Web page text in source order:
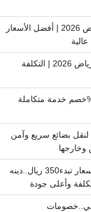
ارخص شركة تنظيف في الرياض 2026 | أفضل الأسعار
اسعار شركات التنظيف في الرياض 2026 | التكلفة
نقل عفش حي الملز بـ35%خصم خدمة متكاملة
بـ30%خصم لنقل بضائع سريع وآمن
دينا نقل عفش حي العزيزية..اسعار تبدء350 ريال..دينه
وأعلى جودة